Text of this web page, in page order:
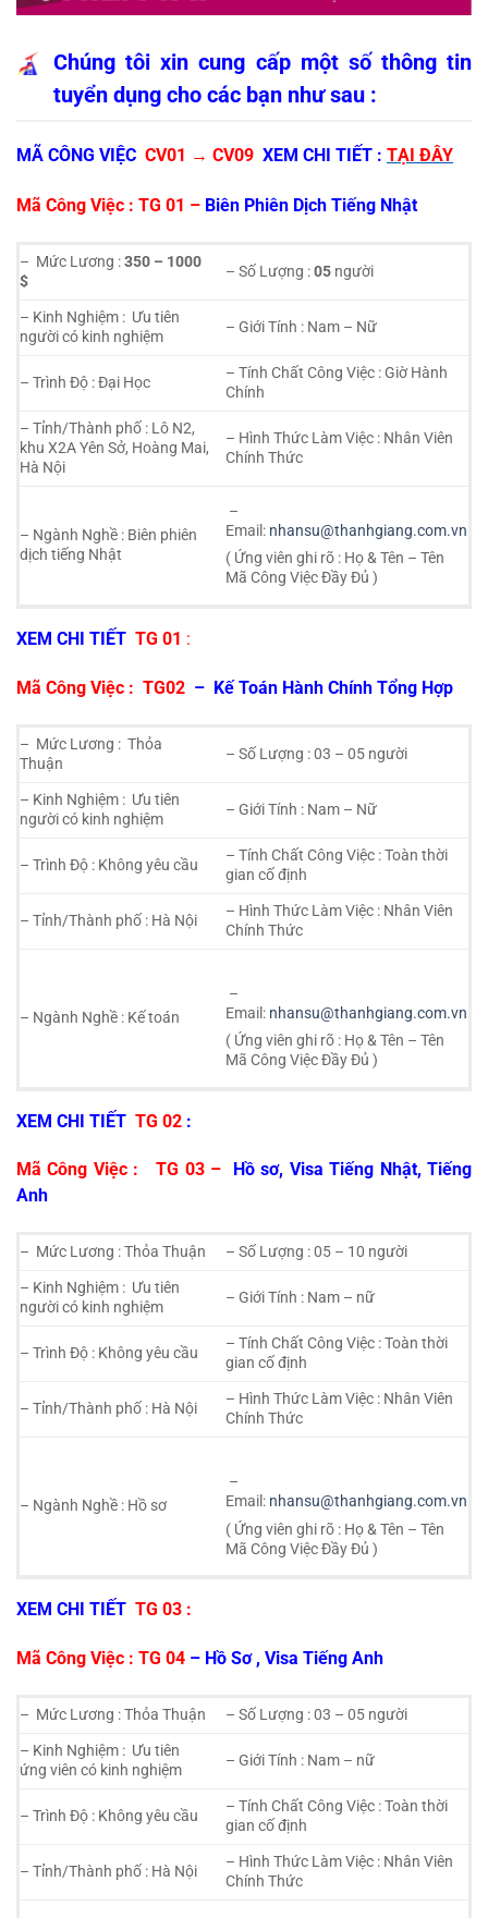
Chúng tôi xin cung cấp một số thông tin
tuyển dụng cho các bạn như sau :
MÃ CÔNG VIỆC CV01 → CV09 XEM CHI TIẾT : TẠI ĐÂY
Mã Công Việc : TG 01 – Biên Phiên Dịch Tiếng Nhật
– Mức Lương :350 – 1000
$
– Số Lượng :05 người
– Kinh Nghiệm : Ưu tiên
người có kinh nghiệm
– Giới Tính : Nam – Nữ
– Trình Độ : Đại Học
– Tính Chất Công Việc : Giờ Hành
Chính
– Tỉnh/Thành phố : Lô N2,
khu X2A Yên Sở, Hoàng Mai,
Hà Nội
– Hình Thức Làm Việc : Nhân Viên
Chính Thức
– Ngành Nghề : Biên phiên
dịch tiếng Nhật
–
Email: nhansu@thanhgiang.com.vn
( Ứng viên ghi rõ : Họ & Tên – Tên
Mã Công Việc Đầy Đủ )
XEM CHI TIẾT TG 01 :
Mã Công Việc : TG02 – Kế Toán Hành Chính Tổng Hợp
– Mức Lương : Thỏa
Thuận
– Số Lượng : 03 – 05 người
– Kinh Nghiệm : Ưu tiên
người có kinh nghiệm
– Giới Tính : Nam – Nữ
– Trình Độ : Không yêu cầu
– Tính Chất Công Việc : Toàn thời
gian cố định
– Tỉnh/Thành phố : Hà Nội
– Hình Thức Làm Việc : Nhân Viên
Chính Thức
– Ngành Nghề : Kế toán
–
Email: nhansu@thanhgiang.com.vn
( Ứng viên ghi rõ : Họ & Tên – Tên
Mã Công Việc Đầy Đủ )
XEM CHI TIẾT TG 02 :
Mã Công Việc : TG 03 –
Hồ sơ, Visa Tiếng Nhật, Tiếng
Anh
– Mức Lương : Thỏa Thuận
– Số Lượng : 05 – 10 người
– Kinh Nghiệm : Ưu tiên
người có kinh nghiệm
– Giới Tính : Nam – nữ
– Trình Độ : Không yêu cầu
– Tính Chất Công Việc : Toàn thời
gian cố định
– Tỉnh/Thành phố : Hà Nội
– Hình Thức Làm Việc : Nhân Viên
Chính Thức
– Ngành Nghề : Hồ sơ
–
Email: nhansu@thanhgiang.com.vn
( Ứng viên ghi rõ : Họ & Tên – Tên
Mã Công Việc Đầy Đủ )
XEM CHI TIẾT TG 03 :
Mã Công Việc : TG 04 – Hồ Sơ , Visa Tiếng Anh
– Mức Lương : Thỏa Thuận
– Số Lượng : 03 – 05 người
– Kinh Nghiệm : Ưu tiên
ứng viên có kinh nghiệm
– Giới Tính : Nam – nữ
– Trình Độ : Không yêu cầu
– Tính Chất Công Việc : Toàn thời
gian cố định
– Tỉnh/Thành phố : Hà Nội
– Hình Thức Làm Việc : Nhân Viên
Chính Thức